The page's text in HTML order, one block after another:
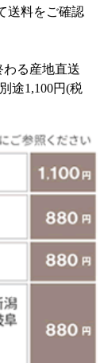
送料をご確認
る産地直送
途1,100円(税